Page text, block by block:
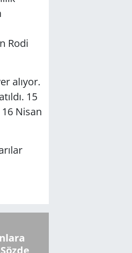
Rodi
alıyor.
15
Nisan